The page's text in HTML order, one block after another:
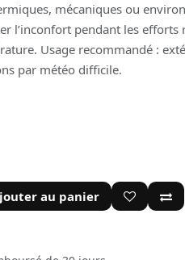
mécaniques ou
l’inconfort pendant les efforts
Usage recommandé :
par météo difficile.
au panier